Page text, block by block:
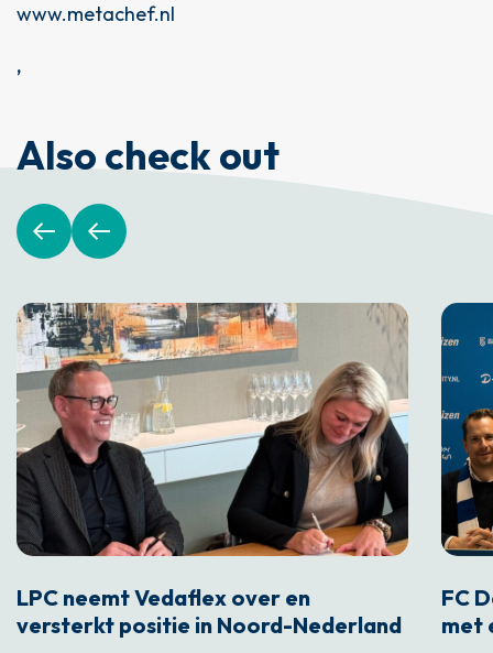
www.metachef.nl
,
Also check out
LPC neemt Vedaflex over en
versterkt positie in Noord-Nederland
FC
met